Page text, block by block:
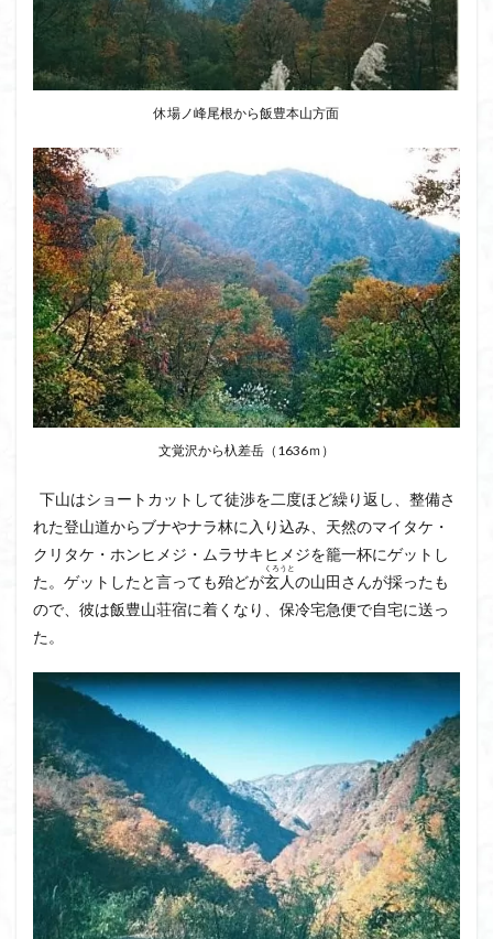
休場ノ峰尾根から飯豊本山方面
文覚沢から杁差岳（1636ｍ）
下山はショートカットして徒渉を二度ほど繰り返し、整備さ
れた登山道からブナやナラ林に入り込み、天然のマイタケ・
クリタケ・ホンヒメジ・ムラサキヒメジを籠一杯にゲットし
た。ゲットしたと言っても殆どが玄人
くろうと
の山田さんが採ったも
ので、彼は飯豊山荘宿に着くなり、保冷宅急便で自宅に送っ
た。